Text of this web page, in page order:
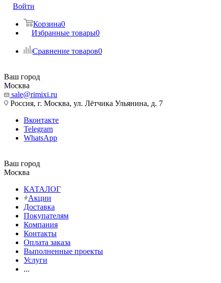
Войти
Корзина0
Избранные товары0
Сравнение товаров0
Ваш город
Москва
sale@rimixi.ru
Россия, г. Москва, ул. Лётчика Ульянина, д. 7
Вконтакте
Telegram
WhatsApp
Ваш город
Москва
КАТАЛОГ
Акции
Доставка
Покупателям
Компания
Контакты
Оплата заказа
Выполненные проекты
Услуги
...